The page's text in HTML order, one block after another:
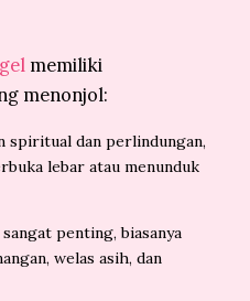
memiliki
menonjol:
spiritual dan perlindungan,
lebar atau menunduk
penting, biasanya
welas asih, dan